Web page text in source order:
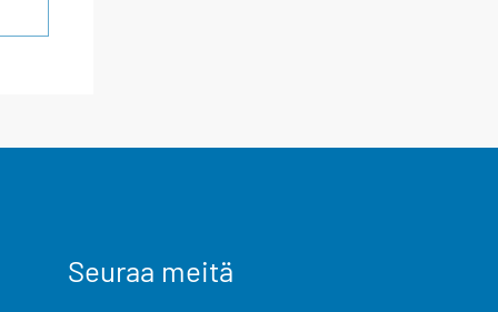
Seuraa meitä